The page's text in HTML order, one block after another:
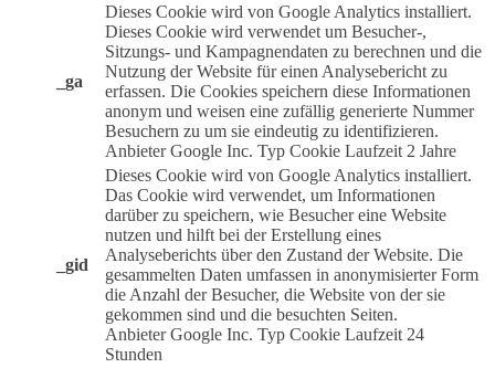
_ga
Dieses Cookie wird von Google Analytics installiert.
Dieses Cookie wird verwendet um Besucher-,
Sitzungs- und Kampagnendaten zu berechnen und die
Nutzung der Website für einen Analysebericht zu
erfassen. Die Cookies speichern diese Informationen
anonym und weisen eine zufällig generierte Nummer
Besuchern zu um sie eindeutig zu identifizieren.
Anbieter Google Inc. Typ Cookie Laufzeit 2 Jahre
_gid
Dieses Cookie wird von Google Analytics installiert.
Das Cookie wird verwendet, um Informationen
darüber zu speichern, wie Besucher eine Website
nutzen und hilft bei der Erstellung eines
Analyseberichts über den Zustand der Website. Die
gesammelten Daten umfassen in anonymisierter Form
die Anzahl der Besucher, die Website von der sie
gekommen sind und die besuchten Seiten.
Anbieter Google Inc. Typ Cookie Laufzeit 24
Stunden